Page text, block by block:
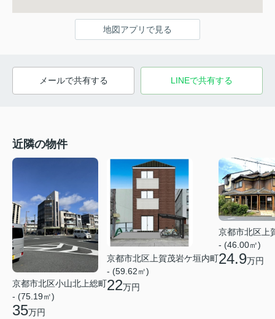
地図アプリで見る
メールで共有する LINEで共有する
近隣の物件
京都市北区小山北上総町
- (75.19㎡)
35万円
京都市北区上賀茂岩ケ垣内町
- (59.62㎡)
22万円
京都市北区上
- (46.00㎡)
24.9万円